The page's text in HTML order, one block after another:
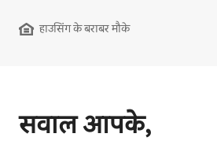
हाउसिंग के बराबर मौके
सवाल आपके,